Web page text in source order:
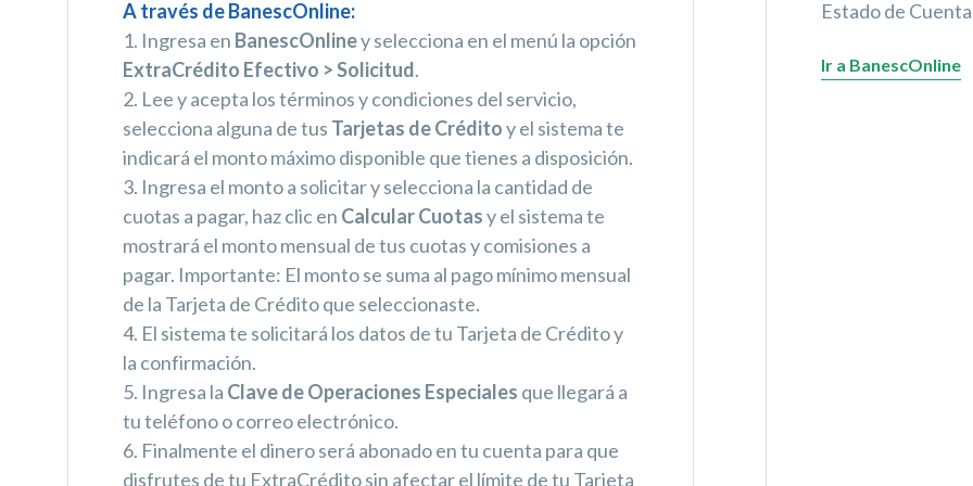
A través de BanescOnline:
1. Ingresa en BanescOnliney selecciona en el menú la opción
ExtraCrédito Efectivo > Solicitud.
2. Lee y acepta los términos y condiciones del servicio,
selecciona alguna de tus Tarjetas de Créditoy el sistema te
indicará el monto máximo disponible que tienes a disposición.
3. Ingresa el monto a solicitar y selecciona la cantidad de
cuotas a pagar, haz clic en Calcular Cuotasy el sistema te
mostrará el monto mensual de tus cuotas y comisiones a
pagar. Importante: El monto se suma al pago mínimo mensual
de la Tarjeta de Crédito que seleccionaste.
4. El sistema te solicitará los datos de tu Tarjeta de Crédito y
la confirmación.
5. Ingresa la Clave de Operaciones Especiales que llegará a
tu teléfono o correo electrónico.
6. Finalmente el dinero será abonado en tu cuenta para que
disfrutes de tu ExtraCrédito sin afectar el límite de tu Tarjeta
Estado de
Ir a BanescOnline